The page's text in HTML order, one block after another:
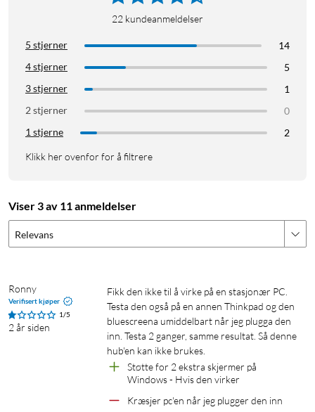
22 kundeanmeldelser
5 stjerner
14
4 stjerner
5
3 stjerner
1
2 stjerner
0
1 stjerne
2
Klikk her ovenfor for å filtrere
Viser 3 av 11 anmeldelser
Relevans
Ronny
Verifisert kjøper
1/5
2 år siden
Fikk den ikke til å virke på en stasjonær PC.
Testa den også på en annen Thinkpad og den
bluescreena umiddelbart når jeg plugga den
inn. Testa 2 ganger, samme resultat. Så denne
hub'en kan ikke brukes.
Støtte for 2 ekstra skjermer på
Windows - Hvis den virker
Kræsjer pc'en når jeg plugger den inn